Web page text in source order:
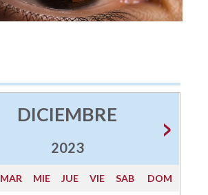
DICIEMBRE
2023
MAR MIE JUE VIE SAB DOM